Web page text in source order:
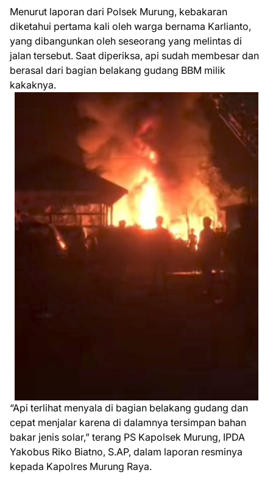
Menurut laporan dari Polsek Murung, kebakaran
diketahui pertama kali oleh warga bernama Karlianto,
yang dibangunkan oleh seseorang yang melintas di
jalan tersebut. Saat diperiksa, api sudah membesar dan
berasal dari bagian belakang gudang BBM milik
kakaknya.
“Api terlihat menyala di bagian belakang gudang dan
cepat menjalar karena di dalamnya tersimpan bahan
bakar jenis solar,” terang PS Kapolsek Murung, IPDA
Yakobus Riko Biatno, S.AP, dalam laporan resminya
kepada Kapolres Murung Raya.